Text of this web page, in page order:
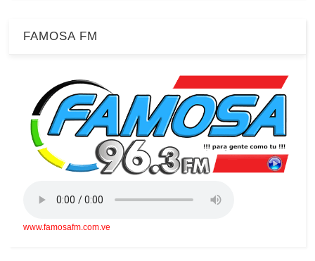
FAMOSA FM
www.famosafm.com.ve